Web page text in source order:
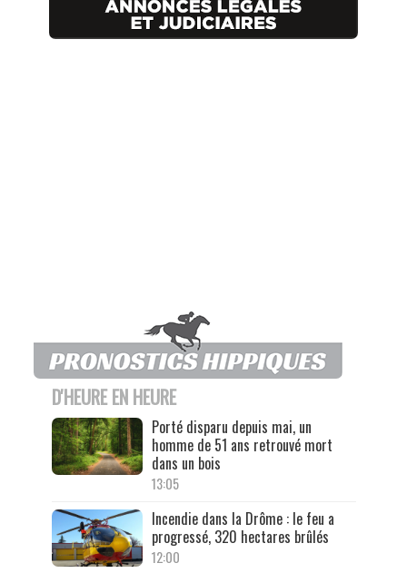
D'HEURE EN HEURE
Porté disparu depuis mai, un
homme de 51 ans retrouvé mort
dans un bois
13:05
Incendie dans la Drôme : le feu a
progressé, 320 hectares brûlés
12:00